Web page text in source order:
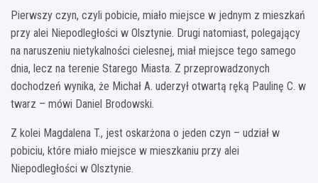
Pierwszy czyn, czyli pobicie, miało miejsce w jednym z mieszkań
przy alei Niepodległości w Olsztynie. Drugi natomiast, polegający
na naruszeniu nietykalności cielesnej, miał miejsce tego samego
dnia, lecz na terenie Starego Miasta. Z przeprowadzonych
dochodzeń wynika, że Michał A. uderzył otwartą ręką Paulinę C. w
twarz – mówi Daniel Brodowski.
Z kolei Magdalena T., jest oskarżona o jeden czyn – udział w
pobiciu, które miało miejsce w mieszkaniu przy alei
Niepodległości w Olsztynie.